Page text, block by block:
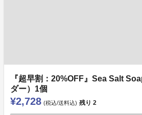
『超早割：20%OFF』Sea Salt
ダー）1個
¥2,728 (税込/送料込) 残り 2